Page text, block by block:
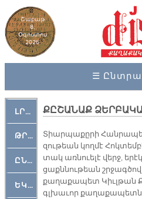
Շաբաթ
8,
Օգոստոս
2026
☰
ԼՐԱՀՈՍ
ԹՐՔԱՀԱՅ ԿԵԱՆՔ
ԸՆԿԵՐԱՄՇԱԿՈՒԹԱՅԻՆ
ԵԿԵՂԵՑԱԿԱՆ
ՔԸՇԱՆԱՔ
Տիար­պա­քը­րի
զու­թեան կող­մէ
տակ առ­նուե­լէ վերջ,
ցաքն­նու­թեան
քա­ղա­քա­պետ Կիւլ­թան
գլխա­ւոր քա­ղա­քա­պետն